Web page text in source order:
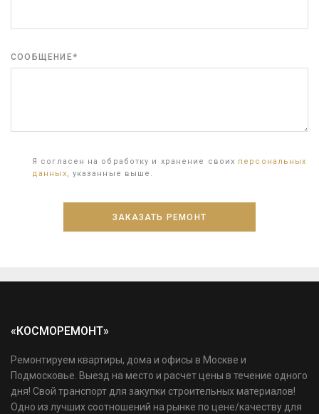
СООБЩЕНИЕ*
Я согласен на обработку и хранение своих персональных
данных, указанные выше.
«КОСМОРЕМОНТ»
Ремонтируем квартиры, дома и офисы в Москве и
Подмосковье. Выезд на место и расчет цены в течение одного
дня! Свой транспорт для закупки строительных материалов!
Одно из лучших соотношений на рынке по цене/качеству для